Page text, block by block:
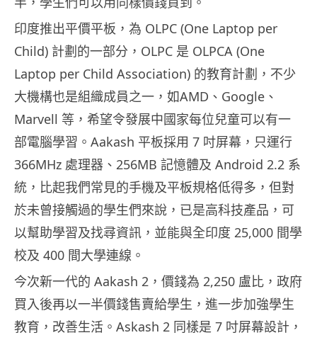
印度推出平價平板，為 OLPC (One Laptop per
Child) 計劃的一部分，OLPC 是 OLPCA (One
Laptop per Child Association) 的教育計劃，不少
大機構也是組織成員之一，如AMD、Google、
Marvell 等，希望令發展中國家每位兒童可以有一
部電腦學習。Aakash 平板採用 7 吋屏幕，只運行
366MHz 處理器、256MB 記憶體及 Android 2.2 系
統，比起我們常見的手機及平板規格低得多，但對
於未曾接觸過的學生們來說，已是高科技產品，可
以幫助學習及找尋資訊，並能與全印度 25,000 間學
校及 400 間大學連線。
今次新一代的 Aakash 2，價錢為 2,250 盧比，政府
買入後再以一半價錢售賣給學生，進一步加強學生
教育，改善生活。Askash 2 同樣是 7 吋屏幕設計，